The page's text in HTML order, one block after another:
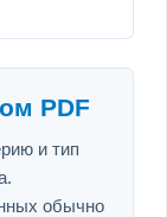
PDF
и тип
обычно